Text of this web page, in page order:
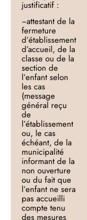
justificatif :
−attestant de la
fermeture
d’établissement
d’accueil, de la
classe ou de la
section de
l’enfantselon
les cas
(message
général reçu
de
l’établissement
ou, le cas
échéant, de la
municipalité
informant de la
non ouverture
ou du fait que
l’enfant ne sera
pas accueilli
compte tenu
des mesures